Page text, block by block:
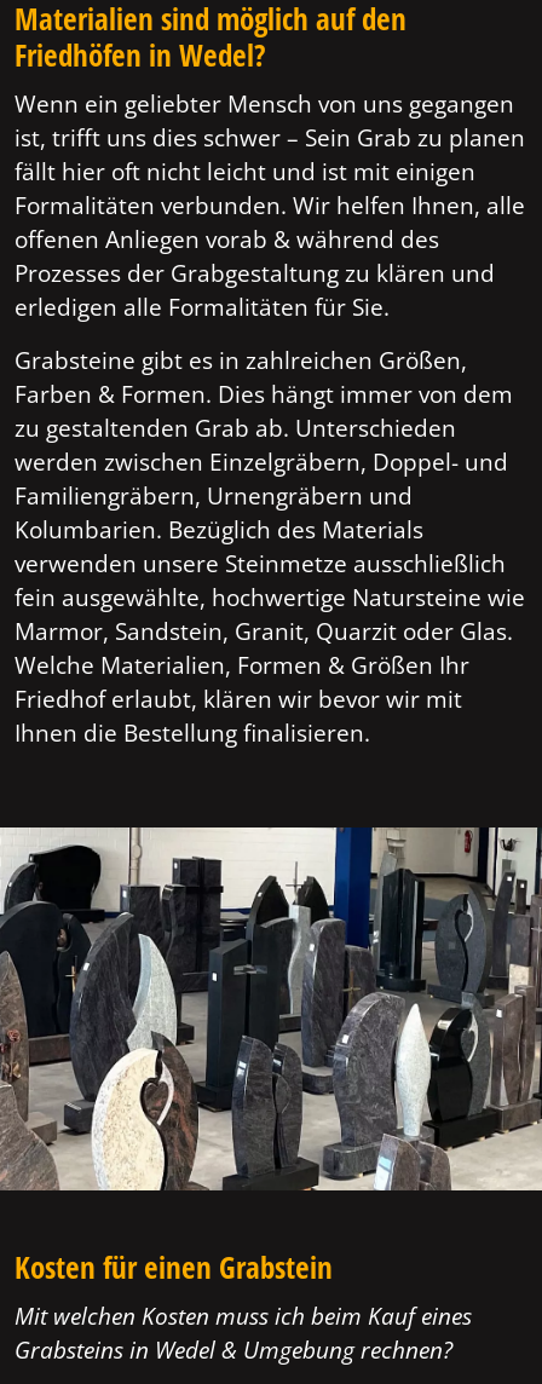
Materialien sind möglich auf den
Friedhöfen in Wedel?
Wenn ein geliebter Mensch von uns gegangen
ist, trifft uns dies schwer – Sein Grab zu planen
fällt hier oft nicht leicht und ist mit einigen
Formalitäten verbunden. Wir helfen Ihnen, alle
offenen Anliegen vorab & während des
Prozesses der Grabgestaltung zu klären und
erledigen alle Formalitäten für Sie.
Grabsteine gibt es in zahlreichen Größen,
Farben & Formen. Dies hängt immer von dem
zu gestaltenden Grab ab. Unterschieden
werden zwischen Einzelgräbern, Doppel- und
Familiengräbern, Urnengräbern und
Kolumbarien. Bezüglich des Materials
verwenden unsere Steinmetze ausschließlich
fein ausgewählte, hochwertige Natursteine wie
Marmor, Sandstein, Granit, Quarzit oder Glas.
Welche Materialien, Formen & Größen Ihr
Friedhof erlaubt, klären wir bevor wir mit
Ihnen die Bestellung finalisieren.
Kosten für einen Grabstein
Mit welchen Kosten muss ich beim Kauf eines
Grabsteins in Wedel & Umgebung rechnen?